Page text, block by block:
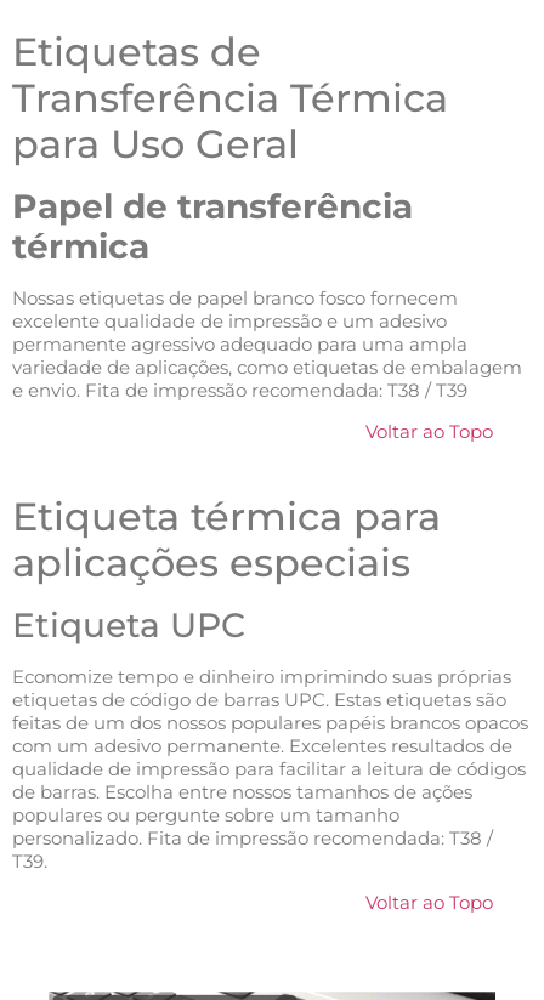
Etiquetas de
Transferência Térmica
para Uso Geral
Papel de transferência
térmica
Nossas etiquetas de papel branco fosco fornecem
excelente qualidade de impressão e um adesivo
permanente agressivo adequado para uma ampla
variedade de aplicações, como etiquetas de embalagem
e envio. Fita de impressão recomendada: T38 / T39
Voltar ao Topo
Etiqueta térmica para
aplicações especiais
Etiqueta UPC
Economize tempo e dinheiro imprimindo suas próprias
etiquetas de código de barras UPC. Estas etiquetas são
feitas de um dos nossos populares papéis brancos opacos
com um adesivo permanente. Excelentes resultados de
qualidade de impressão para facilitar a leitura de códigos
de barras. Escolha entre nossos tamanhos de ações
populares ou pergunte sobre um tamanho
personalizado. Fita de impressão recomendada: T38 /
T39.
Voltar ao Topo